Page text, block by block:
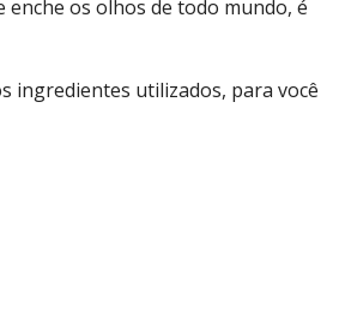
os olhos de todo mundo, é
ingredientes utilizados, para você